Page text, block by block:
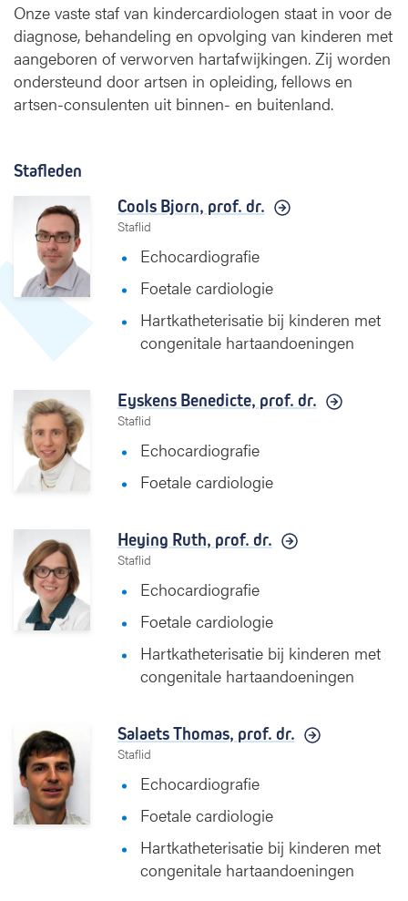
Onze vaste staf van kindercardiologen staat in voor de
diagnose, behandeling en opvolging van kinderen met
aangeboren of verworven hartafwijkingen. Zij worden
ondersteund door artsen in opleiding, fellows en
artsen-consulenten uit binnen- en buitenland.
Stafleden
Cools Bjorn, prof. dr.
Staflid
Echocardiografie
Foetale cardiologie
Hartkatheterisatie bij kinderen met
congenitale hartaandoeningen
Eyskens Benedicte, prof. dr.
Staflid
Echocardiografie
Foetale cardiologie
Heying Ruth, prof. dr.
Staflid
Echocardiografie
Foetale cardiologie
Hartkatheterisatie bij kinderen met
congenitale hartaandoeningen
Salaets Thomas, prof. dr.
Staflid
Echocardiografie
Foetale cardiologie
Hartkatheterisatie bij kinderen met
congenitale hartaandoeningen